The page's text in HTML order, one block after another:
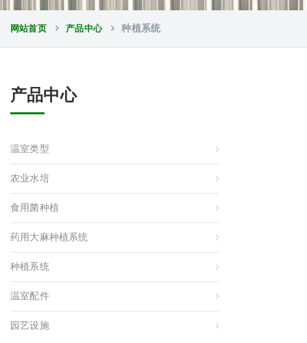
网站首页 产品中心 种植系统
产品中心
温室类型
农业水培
食用菌种植
药用大麻种植系统
种植系统
温室配件
园艺设施